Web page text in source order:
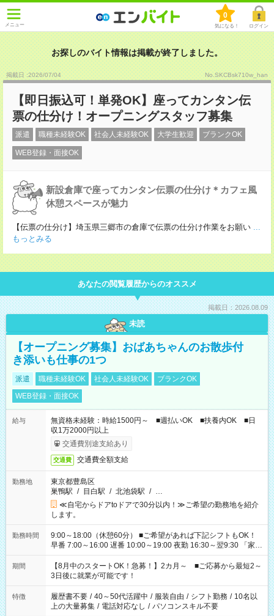
メニュー
0
気になる！ ログイン
お探しのバイト情報は掲載が終了しました。
掲載日 :2026/07/04 No.SKCBsk710w_han
【即日振込可！単発OK】座ってカンタン伝
票の仕分け！オープニングスタッフ募集
派遣 職種未経験OK 社会人未経験OK 大学生歓迎 ブランクOK
WEB登録・面接OK
新設倉庫で座ってカンタン伝票の仕分け＊カフェ風
休憩スペースが魅力
【伝票の仕分け】埼玉県三郷市の倉庫で伝票の仕分け作業をお願い ...
もっとみる
あなたの閲覧履歴からのオススメ
掲載日：2026.08.09
未読
【オープニング募集】おばあちゃんのお散歩付
き添いも仕事の1つ
派遣 職種未経験OK 社会人未経験OK
ブランクOK
WEB登録・面接OK
給与
無資格未経験：時給1500円～ ■週払いOK ■扶養内OK ■日
収1万2000円以上
交通費別途支給あり
交通費 交通費全額支給
勤務地
東京都豊島区
巣鴨駅 / 目白駅 / 北池袋駅 / …
≪自宅からドアtoドアで30分以内！≫ご希望の勤務地を紹介
します。
勤務時間
9:00～18:00（休憩60分） ■ご希望があれば下記シフトもOK！
早番 7:00～16:00 遅番 10:00～19:00 夜勤 16:30～翌9:30 「家族
と休みを合わせたい」 「余裕を持って夕飯の準備がしたい」
「できれば残業はしたくない」 など、ご希望を教えてください
ね。 ※Wワーク希望の方へ 今ご覧のお仕事で希望する勤務時間
と、もう1つのお仕事の勤務時間。 合計で週40時間を超える場
合は応募できません。
期間
【8月中のスタートOK！急募！】2カ月～ ■ご応募から最短2～
3日後に就業が可能です！
特徴 履歴書不要 / 40～50代活躍中 / 服装自由 / シフト勤務 / 10名以
上の大量募集 / 電話対応なし / パソコンスキル不要